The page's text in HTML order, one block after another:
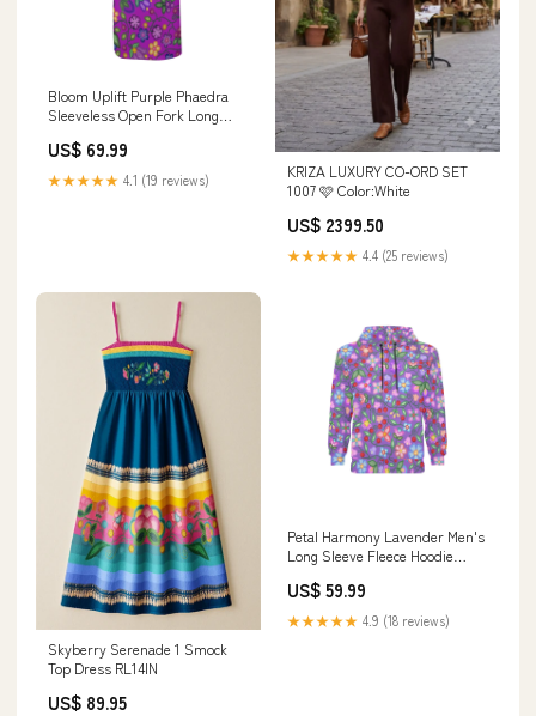
Bloom Uplift Purple Phaedra
Sleeveless Open Fork Long
US$ 69.99
★★★★★ 4.1 (19 reviews)
KRIZA LUXURY CO-ORD SET
1007 🩷 Color:White
US$ 2399.50
★★★★★ 4.4 (25 reviews)
Skyberry Serenade 1 Smock
Top Dress RL14IN
US$ 89.95
Petal Harmony Lavender Men's
Long Sleeve Fleece Hoodie
US$ 59.99
★★★★★ 4.9 (18 reviews)